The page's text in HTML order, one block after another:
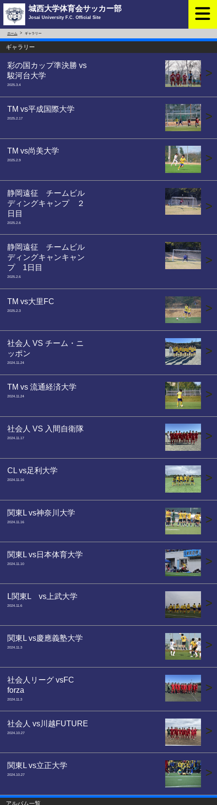
城西大学体育会サッカー部
Josai University F.C. Official Site
ホーム ギャラリー
ギャラリー
彩の国カップ準決勝 vs
駿河台大学
2025.3.4
>
TM vs平成国際大学
2025.2.17 >
TM vs尚美大学
2025.2.9 >
静岡遠征 チームビル
ディングキャンプ ２
日目
2025.2.6
>
静岡遠征 チームビル
ディングキャンキャン
プ 1日目
2025.2.6
>
TM vs大里FC
2025.2.3 >
社会人 VS チーム・ニ
ッポン
2024.11.24
>
TM vs 流通経済大学
2024.11.24 >
社会人 VS 入間自衛隊
2024.11.17 >
CL vs足利大学
2024.11.16 >
関東L vs神奈川大学
2024.11.16 >
関東L vs日本体育大学
2024.11.10 >
L関東L vs上武大学
2024.11.6 >
関東L vs慶應義塾大学
2024.11.3 >
社会人リーグ vsFC
forza
2024.11.3
>
社会人 vs川越FUTURE
2024.10.27 >
関東L vs立正大学
2024.10.27 >